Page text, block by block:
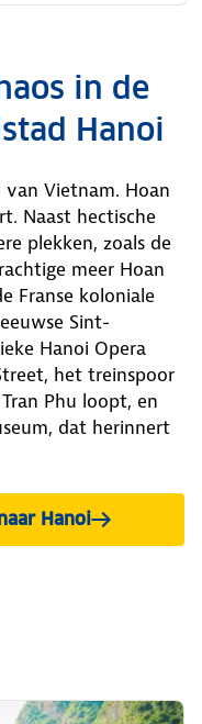
in de
Hanoi
Vietnam. Hoan
Naast hectische
plekken, zoals de
meer Hoan
Franse koloniale
Sint-
Hanoi Opera
het treinspoor
Phu loopt, en
dat herinnert
Hanoi